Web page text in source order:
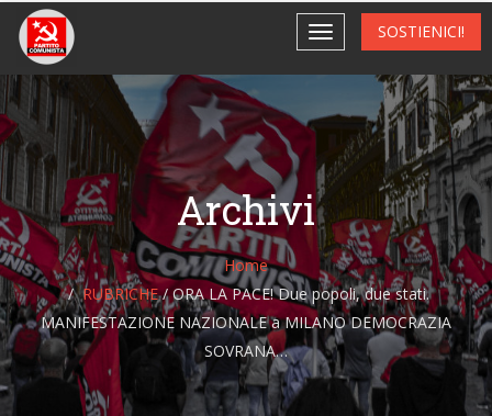
SOSTIENICI!
Archivi
Home
RUBRICHE /ORA LA PACE! Due popoli, due stati.
MANIFESTAZIONE NAZIONALE a MILANO DEMOCRAZIA
SOVRANA…